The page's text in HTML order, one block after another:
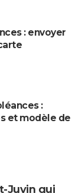
: envoyer
:
et modèle de
Juvin qui